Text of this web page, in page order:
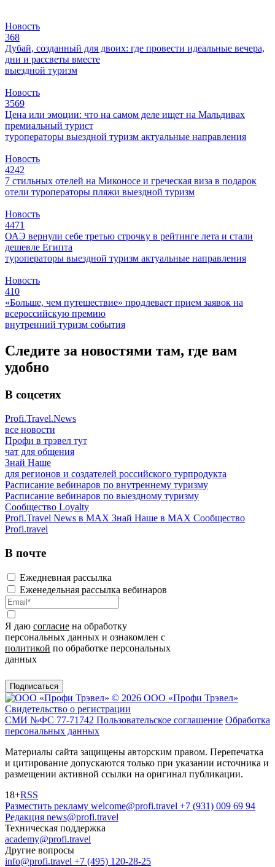
Новость
368
Дубай, созданный для двоих: где провести идеальные вечера,
дни и рассветы вместе
выездной туризм
Новость
3569
Цена или эмоции: что на самом деле ищет на Мальдивах
премиальный турист
туроператоры выездной туризм актуальные направления
Новость
4242
7 стильных отелей на Миконосе и греческая виза в подарок
отели туроператоры пляжи выездной туризм
Новость
4471
ОАЭ вернули себе третью строчку в рейтинге лета и стали
дешевле Египта
туроператоры выездной туризм актуальные направления
Новость
410
«Больше, чем путешествие» продлевает прием заявок на
всероссийскую премию
внутренний туризм события
Следите за новостями там, где вам
удобно
В соцсетях
Profi.Travel.News
все новости
Профи в трэвел тут
чат для общения
Знай Наше
для регионов и создателей российского турпродукта
Расписание вебинаров по внутреннему туризму
Расписание вебинаров по выездному туризму
Сообщество Loyalty
Profi.Travel News в MAX Знай Наше в MAX Сообщество
Profi.travel
В почте
Ежедневная рассылка
Еженедельная рассылка вебинаров
Я даю согласие на обработку
персональных данных и ознакомлен с
политикой по обработке персональных
данных
Подписаться
© 2026 ООО «Профи Трэвeл»
Свидетельство о регистрации
СМИ №ФС 77-71742 Пользовательское соглашение Обработка
персональных данных
Материалы сайта защищены авторским правом. Перепечатка
и цитирование допускаются только при указании источника и
размещении активной ссылки на оригинал публикации.
18+RSS
Разместить рекламу welcome@profi.travel +7 (931) 009 69 94
Редакция news@profi.travel
Техническая поддержка
academy@profi.travel
Другие вопросы
info@profi.travel +7 (495) 120-28-25